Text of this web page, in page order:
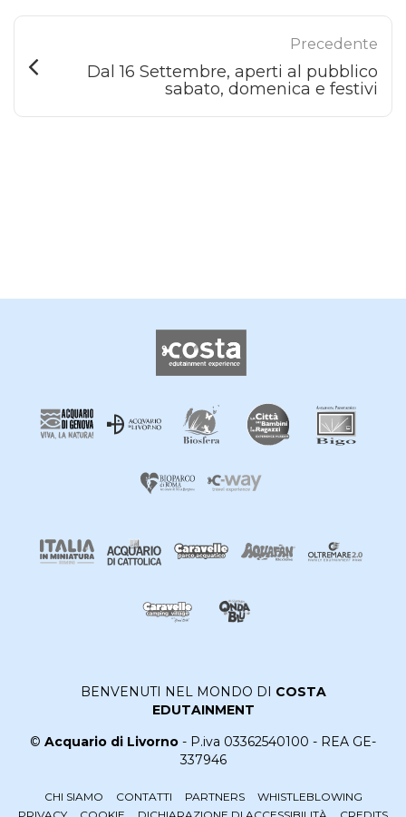
Precedente
Dal 16 Settembre, aperti al pubblico
sabato, domenica e festivi
BENVENUTI NEL MONDO DI COSTA
EDUTAINMENT
© Acquario di Livorno - P.iva 03362540100 - REA GE-
337946
CHI SIAMO CONTATTI PARTNERS
WHISTLEBLOWING
PRIVACY
COOKIE DICHIARAZIONE DI ACCESSIBILITÀ CREDITS